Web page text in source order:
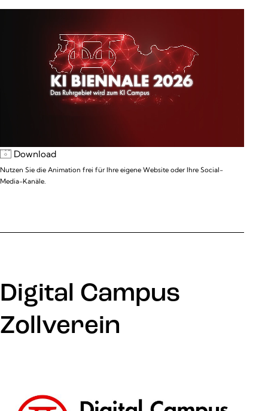
Download
Nutzen Sie die Animation frei für Ihre eigene Website oder Ihre Social-
Media-Kanäle.
Digital Campus
Zollverein